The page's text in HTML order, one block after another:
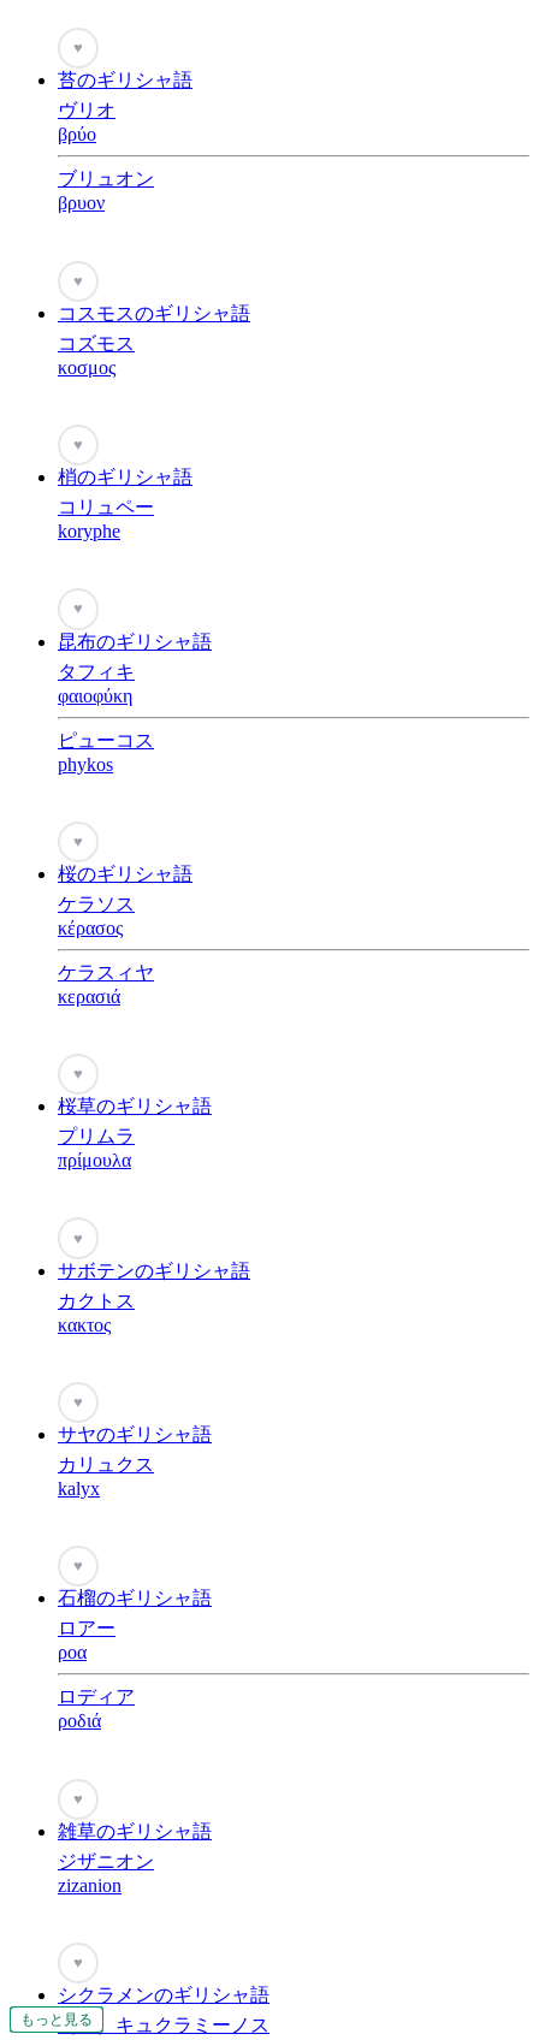
もっと見る
もっと見る
もっと見る
もっと見る
もっと見る
もっと見る
もっと見る
もっと見る
もっと見る
もっと見る
もっと見る
もっと見る
もっと見る
もっと見る
もっと見る
もっと見る
もっと見る
もっと見る
もっと見る
もっと見る
もっと見る
もっと見る
もっと見る
もっと見る
もっと見る
もっと見る
もっと見る
もっと見る
もっと見る
もっと見る
もっと見る
もっと見る
もっと見る
♥
苔のギリシャ語
ヴリオ
βρύο
ブリュオン
βρυον
♥
コスモスのギリシャ語
コズモス
κοσμος
♥
梢のギリシャ語
コリュペー
koryphe
♥
昆布のギリシャ語
タフィキ
φαιοφύκη
ピューコス
phykos
♥
桜のギリシャ語
ケラソス
κέρασος
ケラスィヤ
κερασιά
もっと見る
♥
桜草のギリシャ語
プリムラ
πρίμουλα
♥
サボテンのギリシャ語
カクトス
κακτος
♥
サヤのギリシャ語
カリュクス
kalyx
♥
石榴のギリシャ語
ロアー
ροα
ロディア
ροδιά
♥
雑草のギリシャ語
ジザニオン
zizanion
♥
シクラメンのギリシャ語
（古）キュクラミーノス
もっと見る
もっと見る
もっと見る
もっと見る
もっと見る
もっと見る
もっと見る
もっと見る
もっと見る
もっと見る
もっと見る
もっと見る
もっと見る
もっと見る
もっと見る
もっと見る
もっと見る
もっと見る
もっと見る
もっと見る
もっと見る
もっと見る
もっと見る
もっと見る
もっと見る
もっと見る
もっと見る
もっと見る
もっと見る
もっと見る
もっと見る